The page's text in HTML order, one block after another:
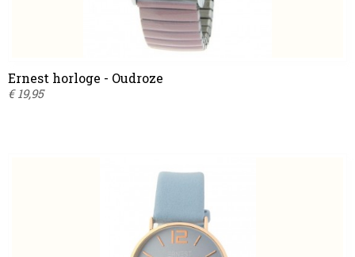
Ernest horloge - Oudroze
€ 19,95